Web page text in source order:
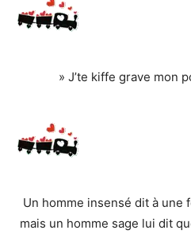
» J’te kiffe grave mon
Un homme insensé dit à une
mais un homme sage lui dit